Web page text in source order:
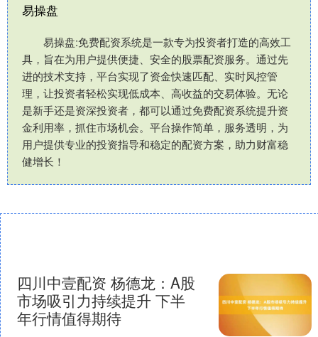
易操盘
易操盘:免费配资系统是一款专为投资者打造的高效工
具，旨在为用户提供便捷、安全的股票配资服务。通过先
进的技术支持，平台实现了资金快速匹配、实时风控管
理，让投资者轻松实现低成本、高收益的交易体验。无论
是新手还是资深投资者，都可以通过免费配资系统提升资
金利用率，抓住市场机会。平台操作简单，服务透明，为
用户提供专业的投资指导和稳定的配资方案，助力财富稳
健增长！
四川中壹配资 杨德龙：A股
市场吸引力持续提升 下半
年行情值得期待